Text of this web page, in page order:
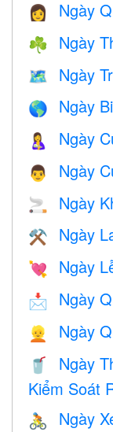
👩 Ngày
☘️ Ngày
🗺️ Ngày
🌎 Ngày
🤱 Ngày
👨 Ngày
🚬 Ngày
⚒️ Ngày
💘 Ngày
📩 Ngày
👱 Ngày
🥤
Ngày
Kiểm Soát
🚴 Ngày